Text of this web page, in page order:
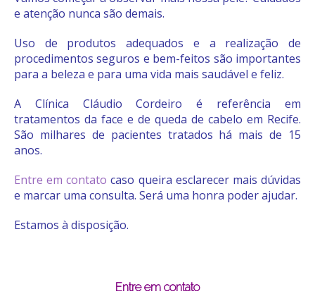
e atenção nunca são demais.
Uso de produtos adequados e a realização de
procedimentos seguros e bem-feitos são importantes
para a beleza e para uma vida mais saudável e feliz.
A Clínica Cláudio Cordeiro é referência em
tratamentos da face e de queda de cabelo em Recife.
São milhares de pacientes tratados há mais de 15
anos.
Entre em contato caso queira esclarecer mais dúvidas
e marcar uma consulta. Será uma honra poder ajudar.
Estamos à disposição.
Entre em contato